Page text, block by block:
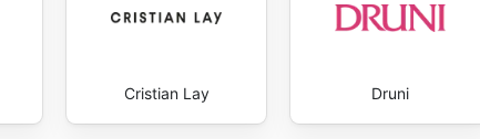
Cristian Lay Druni